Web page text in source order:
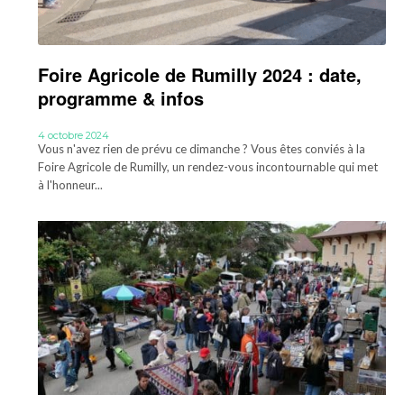
Foire Agricole de Rumilly 2024 : date,
programme & infos
4 octobre 2024
Vous n'avez rien de prévu ce dimanche ? Vous êtes conviés à la
Foire Agricole de Rumilly, un rendez-vous incontournable qui met
à l'honneur...